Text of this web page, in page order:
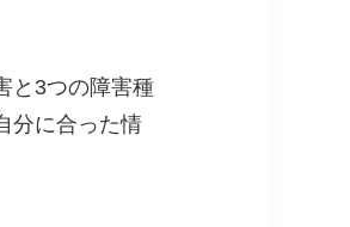
と3つの障害種
分に合った情